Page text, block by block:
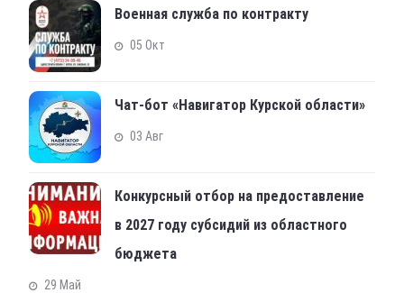
Военная служба по контракту
05 Окт
Чат-бот «Навигатор Курской области»
03 Авг
Конкурсный отбор на предоставление
в 2027 году субсидий из областного
бюджета
29 Май